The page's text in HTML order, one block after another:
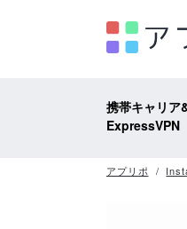
携帯キャリア
ExpressVPN
アプリポ